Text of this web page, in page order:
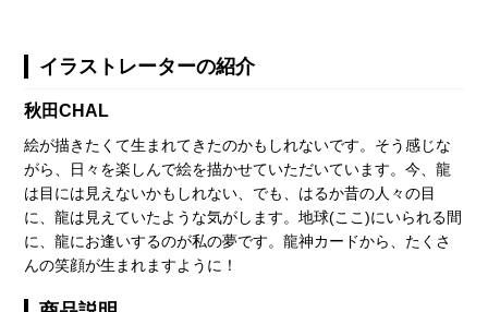
イラストレーターの紹介
秋田CHAL
絵が描きたくて生まれてきたのかもしれないです。そう感じな
がら、日々を楽しんで絵を描かせていただいています。今、龍
は目には見えないかもしれない、でも、はるか昔の人々の目
に、龍は見えていたような気がします。地球(ここ)にいられる間
に、龍にお逢いするのが私の夢です。龍神カードから、たくさ
んの笑顔が生まれますように！